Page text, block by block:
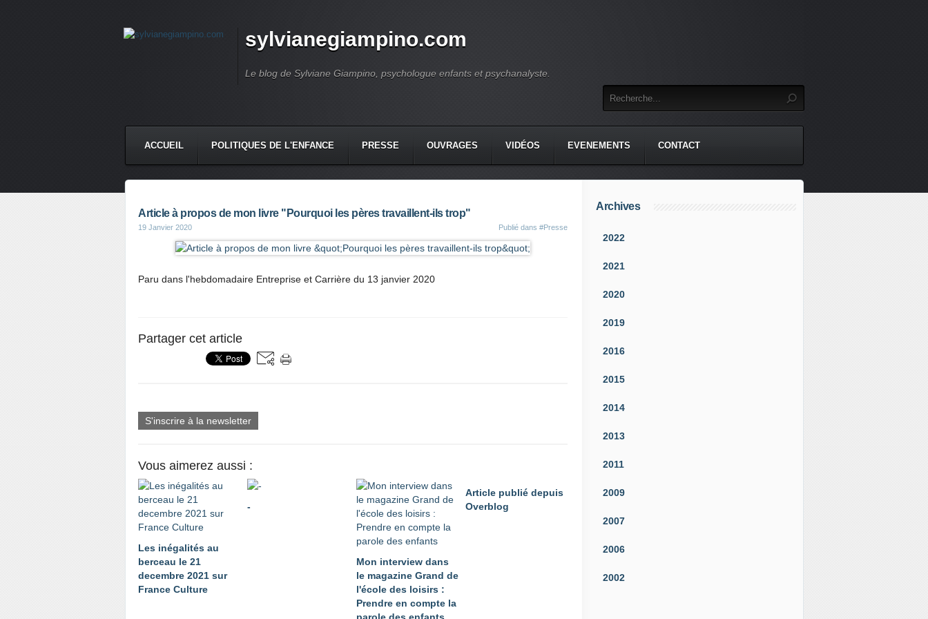
sylvianegiampino.com
Le blog de Sylviane Giampino, psychologue enfants et psychanalyste.
ACCUEIL POLITIQUES DE L'ENFANCE PRESSE OUVRAGES VIDÉOS EVENEMENTS CONTACT
Article à propos de mon livre "Pourquoi les pères travaillent-ils trop"
19 Janvier 2020 Publié dans #Presse
Paru dans l'hebdomadaire Entreprise et Carrière du 13 janvier 2020
Partager cet article
S'inscrire à la newsletter
Vous aimerez aussi :
Les inégalités au
berceau le 21
decembre 2021 sur
France Culture
-
Mon interview dans
le magazine Grand de
l'école des loisirs :
Prendre en compte la
Article publié depuis
Overblog
Archives
2022
2021
2020
2019
2016
2015
2014
2013
2011
2009
2007
2006
2002